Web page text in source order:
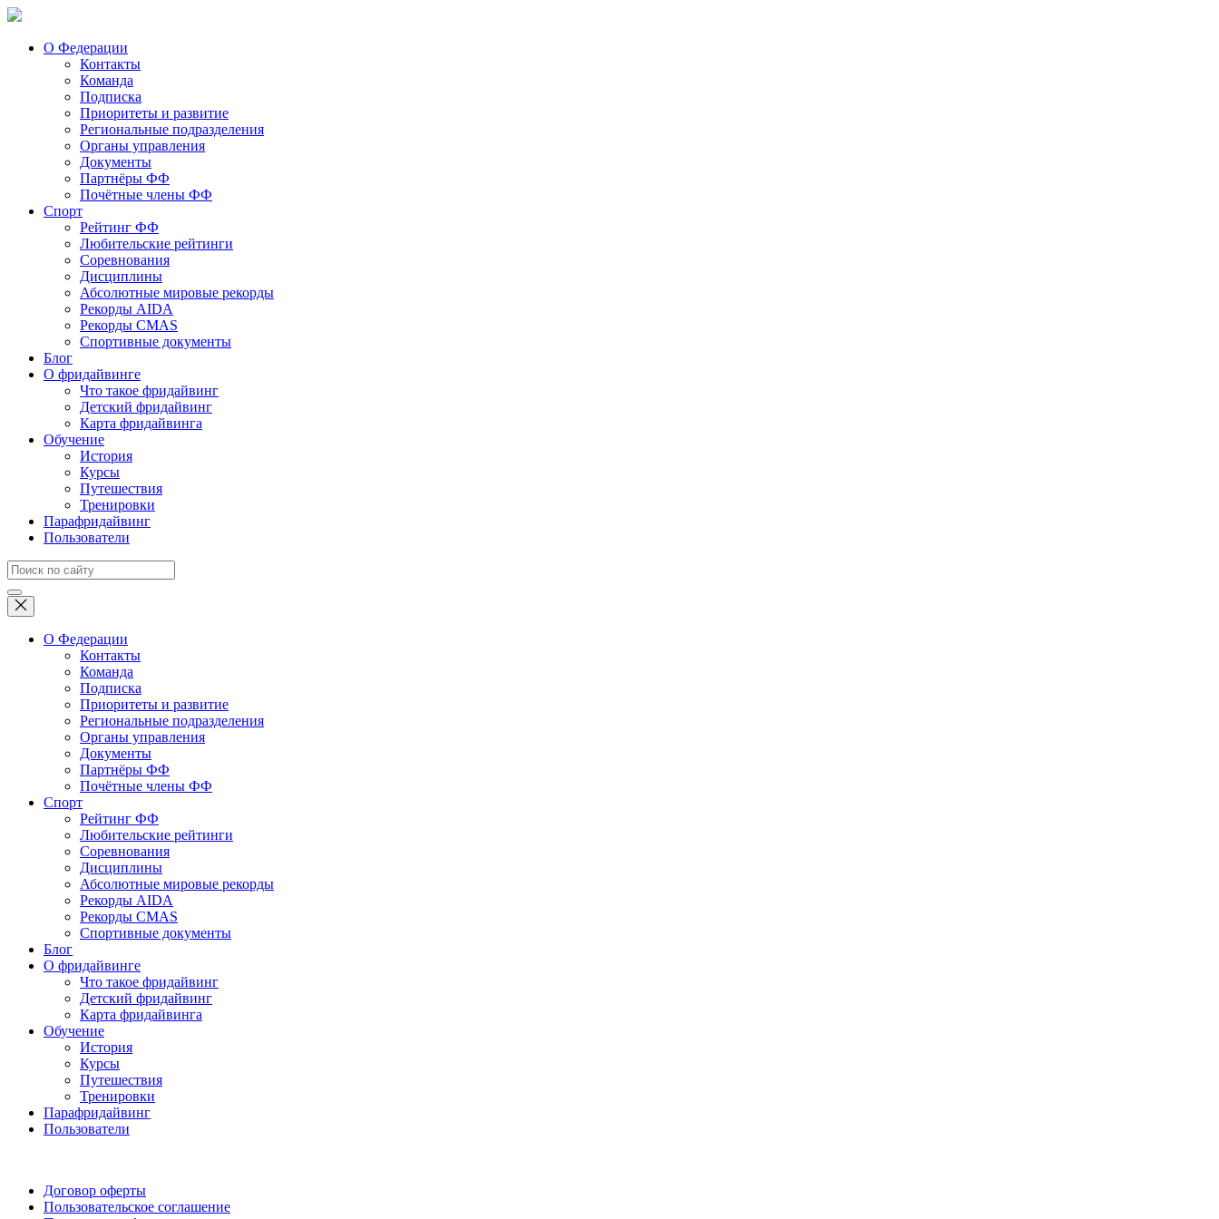
О Федерации
Контакты
Команда
Подписка
Приоритеты и развитие
Региональные подразделения
Органы управления
Документы
Партнёры ФФ
Почётные члены ФФ
Спорт
Рейтинг ФФ
Любительские рейтинги
Соревнования
Дисциплины
Абсолютные мировые рекорды
Рекорды AIDA
Рекорды CMAS
Спортивные документы
Блог
О фридайвинге
Что такое фридайвинг
Детский фридайвинг
Карта фридайвинга
Обучение
История
Курсы
Путешествия
Тренировки
Парафридайвинг
Пользователи
О Федерации
Контакты
Команда
Подписка
Приоритеты и развитие
Региональные подразделения
Органы управления
Документы
Партнёры ФФ
Почётные члены ФФ
Спорт
Рейтинг ФФ
Любительские рейтинги
Соревнования
Дисциплины
Абсолютные мировые рекорды
Рекорды AIDA
Рекорды CMAS
Спортивные документы
Блог
О фридайвинге
Что такое фридайвинг
Детский фридайвинг
Карта фридайвинга
Обучение
История
Курсы
Путешествия
Тренировки
Парафридайвинг
Пользователи
Договор оферты
Пользовательское соглашение